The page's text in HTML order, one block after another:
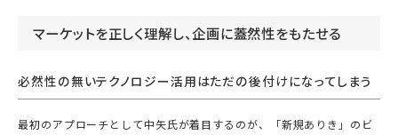
マーケットを正しく理解し、企画に蓋然性をもたせる
必然性の無いテクノロジー活用はただの後付けになってしまう
最初のアプローチとして中矢氏が着目するのが、「新規ありき」のビ